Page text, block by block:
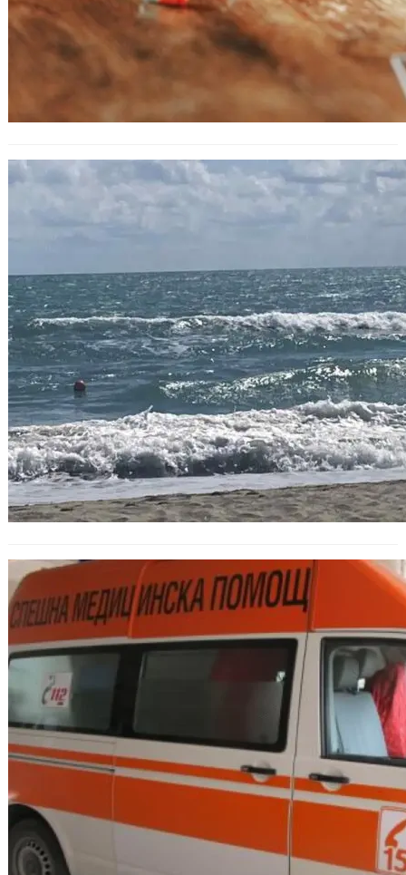
Мъж почина на плаж в „Св. св.
Константин и Елена“ край Варна
Полицията разследва смърт на
жена след падане от четвърти
етаж